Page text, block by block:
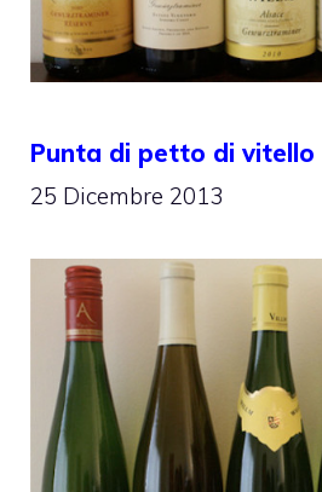
Punta di petto di
25 Dicembre 2013